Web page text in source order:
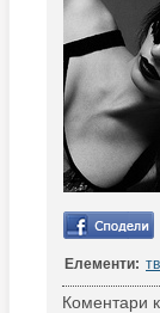
Елементи:
Коментари